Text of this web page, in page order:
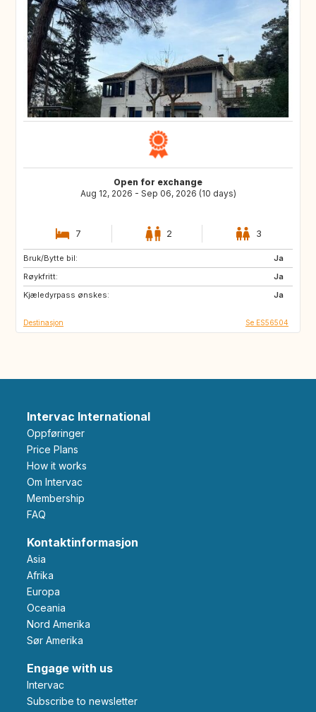
Open for exchange
Aug 12, 2026 - Sep 06, 2026 (10 days)
7 2 3
Bruk/Bytte bil:
Ja
Røykfritt:
Ja
Kjæledyrpass ønskes:
Ja
CA
IE
US
Destinasjon Se ES56504
Intervac International
Oppføringer
Price Plans
How it works
Om Intervac
Membership
FAQ
Kontaktinformasjon
Asia
Afrika
Europa
Oceania
Nord Amerika
Sør Amerika
Engage with us
Intervac
Subscribe to newsletter